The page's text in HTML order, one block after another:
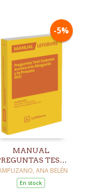
-5%
MANUAL
TEST
ACCESO A
ABOGACIA Y LA
ANA BELÉN
En stock